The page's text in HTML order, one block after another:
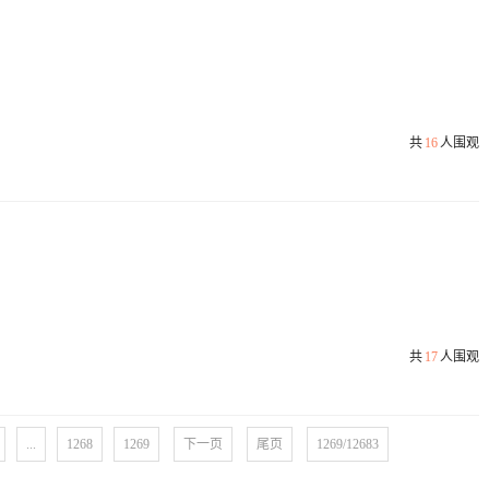
共 16人围观
共 17人围观
... 1268 1269 下一页 尾页 1269/12683